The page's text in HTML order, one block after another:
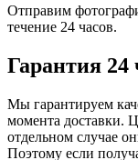
Отправим
течение 24 часов.
Гарантия 24
Мы гарантируем
момента доставки.
отдельном случае
Поэтому если